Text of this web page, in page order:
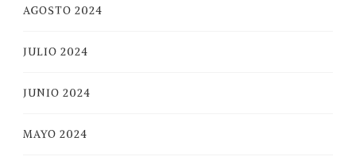
AGOSTO 2024
JULIO 2024
JUNIO 2024
MAYO 2024